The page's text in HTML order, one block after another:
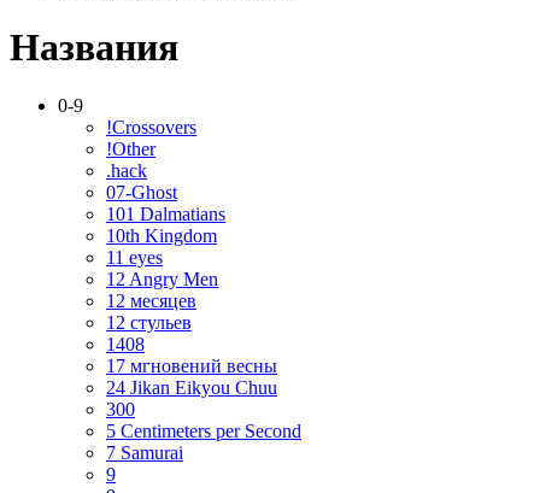
Названия
0-9
!Crossovers
!Other
.hack
07-Ghost
101 Dalmatians
10th Kingdom
11 eyes
12 Angry Men
12 месяцев
12 стульев
1408
17 мгновений весны
24 Jikan Eikyou Chuu
300
5 Centimeters per Second
7 Samurai
9